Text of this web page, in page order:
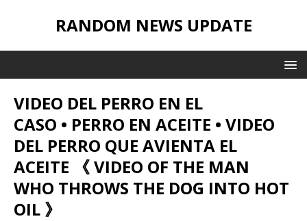
RANDOM NEWS UPDATE
VIDEO DEL PERRO EN EL
CASO • PERRO EN ACEITE • VIDEO
DEL PERRO QUE AVIENTA EL
ACEITE 《 VIDEO OF THE MAN
WHO THROWS THE DOG INTO HOT
OIL 》